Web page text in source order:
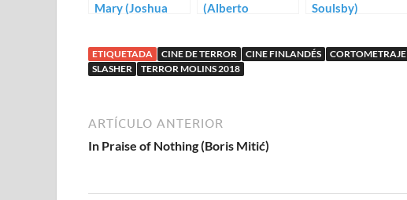
Mary (Joshua
(Alberto
Soulsby)
ETIQUETADA CINE DE TERROR CINE FINLANDÉS CORTOMETRAJE
SLASHER
TERROR MOLINS 2018
ARTÍCULO ANTERIOR
In Praise of Nothing (Boris Mitić)